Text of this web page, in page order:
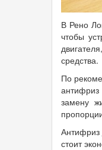
В Рено
чтобы
средства.
По
замену
Антифриз
стоит